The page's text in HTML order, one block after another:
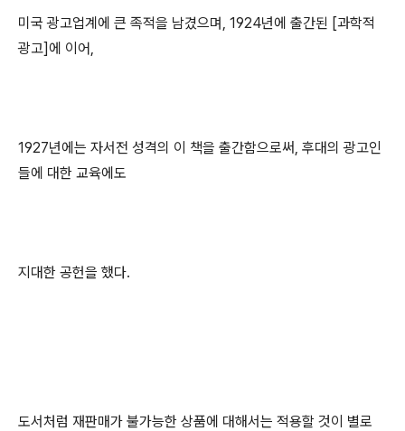
미국 광고업계에 큰 족적을 남겼으며, 1924년에 출간된 [과학적
광고]에 이어,
1927년에는 자서전 성격의 이 책을 출간함으로써, 후대의 광고인
들에 대한 교육에도
지대한 공헌을 했다.
도서처럼 재판매가 불가능한 상품에 대해서는 적용할 것이 별로